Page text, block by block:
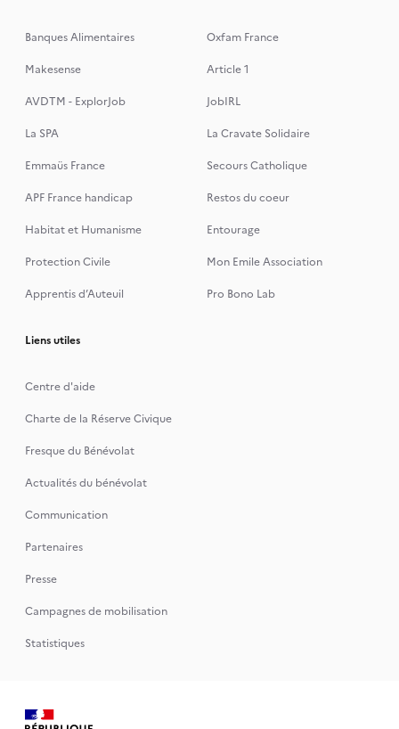
Banques Alimentaires
Oxfam France
Makesense
Article 1
AVDTM - ExplorJob
JobIRL
La SPA
La Cravate Solidaire
Emmaüs France
Secours Catholique
APF France handicap
Restos du coeur
Habitat et Humanisme
Entourage
Protection Civile
Mon Emile Association
Apprentis d’Auteuil
Pro Bono Lab
Liens utiles
Centre d'aide
Charte de la Réserve Civique
Fresque du Bénévolat
Actualités du bénévolat
Communication
Partenaires
Presse
Campagnes de mobilisation
Statistiques